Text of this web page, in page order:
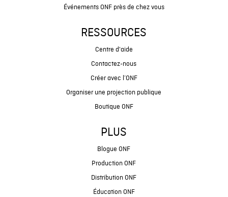
Événements ONF près de chez vous
RESSOURCES
Centre d'aide
Contactez-nous
Créer avec l’ONF
Organiser une projection publique
Boutique ONF
PLUS
Blogue ONF
Production ONF
Distribution ONF
Éducation ONF